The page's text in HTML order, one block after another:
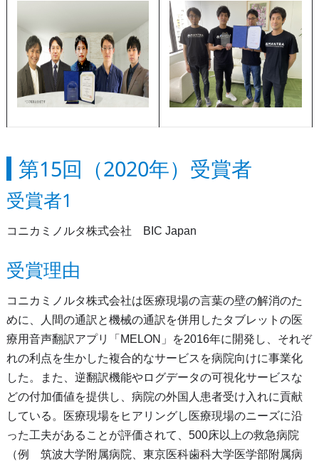
第15回（2020年）受賞者
受賞者1
コニカミノルタ株式会社 BIC Japan
受賞理由
コニカミノルタ株式会社は医療現場の言葉の壁の解消のた
めに、人間の通訳と機械の通訳を併用したタブレットの医
療用音声翻訳アプリ「MELON」を2016年に開発し、それぞ
れの利点を生かした複合的なサービスを病院向けに事業化
した。また、逆翻訳機能やログデータの可視化サービスな
どの付加価値を提供し、病院の外国人患者受け入れに貢献
している。医療現場をヒアリングし医療現場のニーズに沿
った工夫があることが評価されて、500床以上の救急病院
（例 筑波大学附属病院、東京医科歯科大学医学部附属病